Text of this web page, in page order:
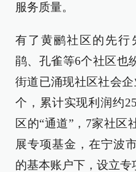
服务质量。
有了黄鹂社区的先行
鹃、孔雀等6个社区也
街道已涌现社区社会
个，累计实现利润约
区的“通道”，7家社区
展专项基金，在宁波
的基本账户下，设立专